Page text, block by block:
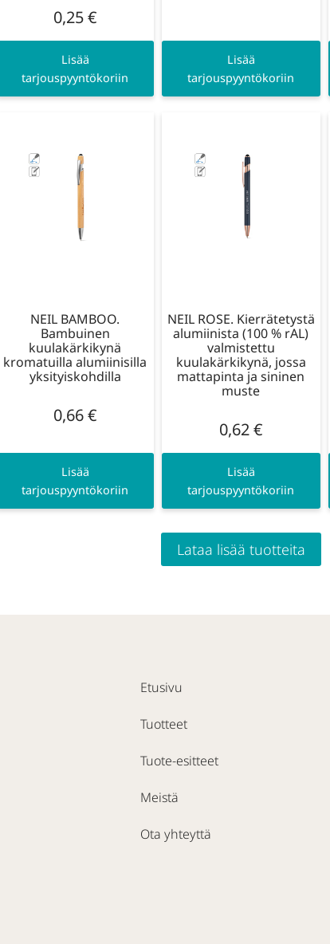
0,25€
Lisää
tarjouspyyntökoriin
Lisää
tarjouspyyntökoriin
NEIL BAMBOO.
Bambuinen
kuulakärkikynä
kromatuilla alumiinisilla
yksityiskohdilla
0,66€
Lisää
tarjouspyyntökoriin
NEIL ROSE. Kierrätetystä
alumiinista (100 % rAL)
valmistettu
kuulakärkikynä, jossa
mattapinta ja sininen
muste
0,62€
Lisää
tarjouspyyntökoriin
Lataa lisää tuotteita
Etusivu
Tuotteet
Tuote-esitteet
Meistä
Ota yhteyttä